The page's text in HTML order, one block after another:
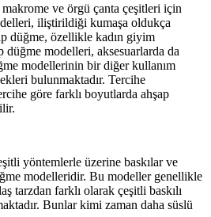
ve örgü çanta çeşitleri için
iliştirildiği kumaşa oldukça
düğme, özellikle kadın giyim
düğme modelleri, aksesuarlarda da
modellerinin bir diğer kullanım
bulunmaktadır. Tercihe
göre farklı boyutlarda ahşap
yöntemlerle üzerine baskılar ve
modelleridir. Bu modeller genellikle
tarzdan farklı olarak çeşitli baskılı
Bunlar kimi zaman daha süslü